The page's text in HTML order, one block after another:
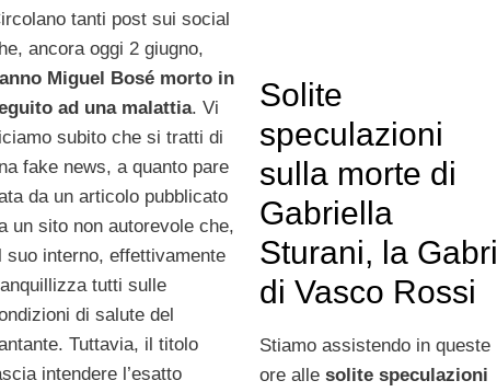
tanti post sui social
ancora oggi 2 giugno,
Miguel Bosé morto in
ad una malattia. Vi
subito che si tratti di
fake news, a quanto pare
da un articolo pubblicato
un sito non autorevole che,
suo interno, effettivamente
tutti sulle
di salute del
Tuttavia, il titolo
intendere l’esatto
Solite
speculazioni
sulla morte di
Gabriella
Sturani, la
di Vasco Rossi
Stiamo assistendo in queste
ore alle solite speculazioni